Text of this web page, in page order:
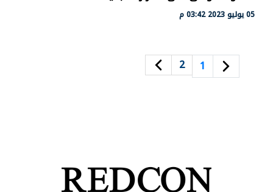
05 يوليو 2023 03:42 م
1
2